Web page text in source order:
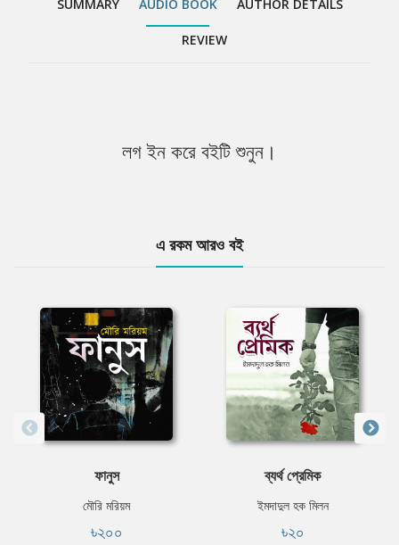
SUMMARY AUDIO BOOK AUTHOR DETAILS
REVIEW
লগ ইন করে বইটি শুনুন।
এ রকম আরও বই
ফানুস
মৌরি মরিয়ম
৳২০০
ব্যর্থ প্রেমিক
ইমদাদুল হক মিলন
৳২০